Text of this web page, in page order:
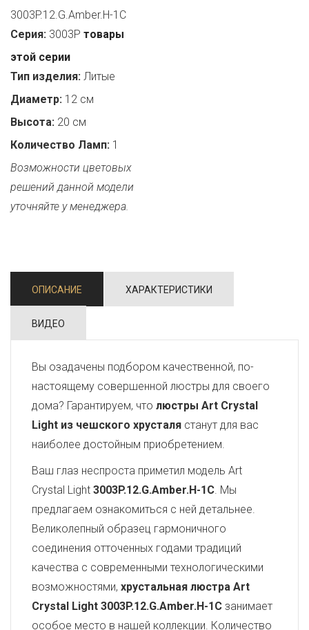
3003P.12.G.Amber.H-1C
Серия: 3003P товары
этой серии
Тип изделия: Литые
Диаметр: 12 см
Высота: 20 см
Количество Ламп: 1
Возможности цветовых
решений данной модели
уточняйте у менеджера.
ОПИСАНИЕ ХАРАКТЕРИСТИКИ
ВИДЕО
Вы озадачены подбором качественной, по-
настоящему совершенной люстры для своего
дома? Гарантируем, что люстры Art Crystal
Light из чешского хрусталя станут для вас
наиболее достойным приобретением.
Ваш глаз неспроста приметил модель Art
Crystal Light 3003P.12.G.Amber.H-1C. Мы
предлагаем ознакомиться с ней детальнее.
Великолепный образец гармоничного
соединения отточенных годами традиций
качества с современными технологическими
возможностями, хрустальная люстра Art
Crystal Light 3003P.12.G.Amber.H-1C занимает
особое место в нашей коллекции. Количество